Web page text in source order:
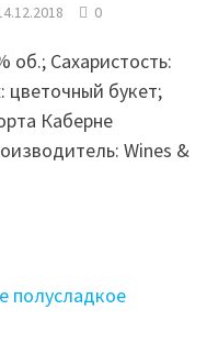
0
об.; Сахаристость:
цветочный букет;
Каберне
Wines &